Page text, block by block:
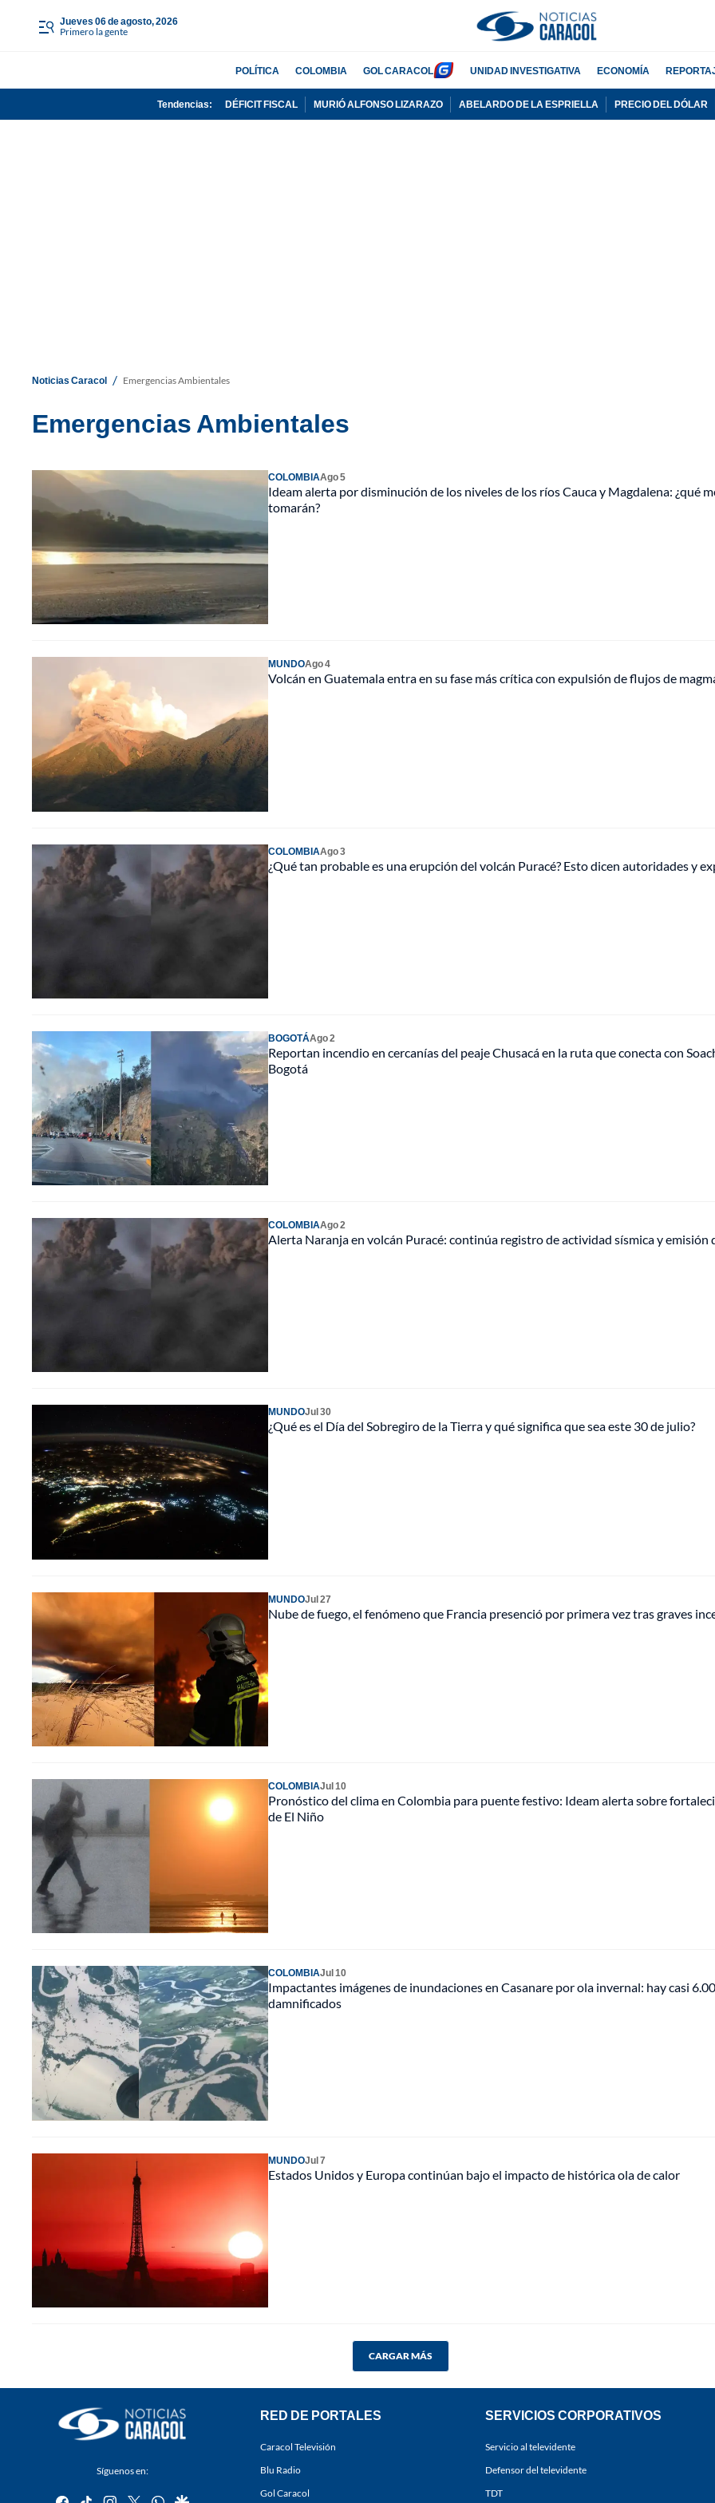
jueves 06 de agosto, 2026
Primero la gente
POLÍTICA COLOMBIA GOL CARACOL UNIDAD INVESTIGATIVA ECONOMÍA
Tendencias: DÉFICIT FISCAL MURIÓ ALFONSO LIZARAZO ABELARDO DE LA ESPRIELLA PRECIO DEL DÓLAR
Noticias Caracol / Emergencias Ambientales
Emergencias Ambientales
COLOMBIAAgo 5
Ideam alerta por disminución de los niveles de los ríos Cauca y Magdalena: ¿qué
tomarán?
MUNDOAgo 4
Volcán en Guatemala entra en su fase más crítica con expulsión de flujos de
COLOMBIAAgo 3
¿Qué tan probable es una erupción del volcán Puracé? Esto dicen autoridades y
BOGOTÁAgo 2
Reportan incendio en cercanías del peaje Chusacá en la ruta que conecta con
Bogotá
COLOMBIAAgo 2
Alerta Naranja en volcán Puracé: continúa registro de actividad sísmica y emisión
MUNDOJul 30
¿Qué es el Día del Sobregiro de la Tierra y qué significa que sea este 30 de julio?
MUNDOJul 27
Nube de fuego, el fenómeno que Francia presenció por primera vez tras graves
COLOMBIAJul 10
Pronóstico del clima en Colombia para puente festivo: Ideam alerta sobre
de El Niño
COLOMBIAJul 10
Impactantes imágenes de inundaciones en Casanare por ola invernal: hay casi
damnificados
MUNDOJul 7
Estados Unidos y Europa continúan bajo el impacto de histórica ola de calor
CARGAR MÁS
Síguenos en:
facebook
tiktok instagram
twitterwhatsapp
google
RED DE PORTALES
Caracol Televisión
Blu Radio
Gol Caracol
SERVICIOS CORPORATIVOS
Servicio al televidente
Defensor del televidente
TDT